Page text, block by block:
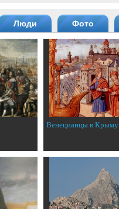
Люди Фото
Венецианцы в Крыму